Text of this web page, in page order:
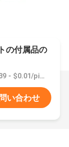
の付属品の
価格：$0.0039 - $0.01/pieces
い合わせ